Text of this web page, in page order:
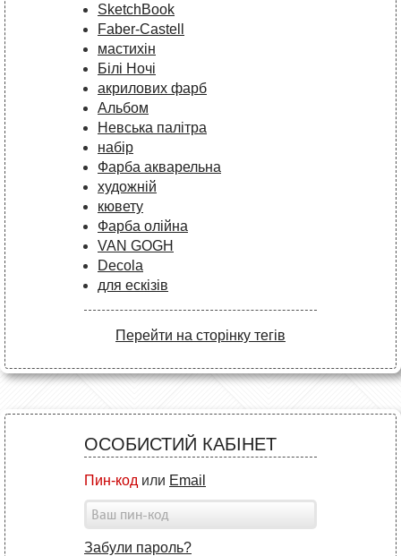
SketchBook
Faber-Castell
мастихін
Білі Ночі
акрилових фарб
Альбом
Невська палітра
набір
Фарба акварельна
художній
кювету
Фарба олійна
VAN GOGH
Decola
для ескізів
Перейти на сторінку тегів
ОСОБИСТИЙ КАБІНЕТ
Пин-код или Email
Забули пароль?